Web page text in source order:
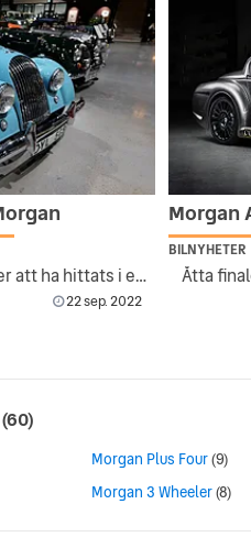
Har totalrenoverats efter att ha hittats i en skog
22 sep. 2022
Morgan
BILNYHETER
Åtta
(60)
Morgan Plus Four(9)
Morgan 3 Wheeler(8)